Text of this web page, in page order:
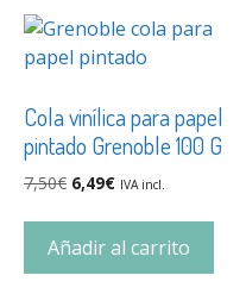
Cola vinílica para papel
pintado Grenoble 100 G
7,50€ 6,49€ IVA incl.
Añadir al carrito